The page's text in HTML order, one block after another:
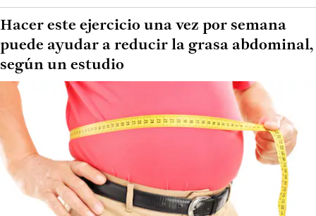
Hacer este ejercicio una vez por semana
puede ayudar a reducir la grasa abdominal,
según un estudio